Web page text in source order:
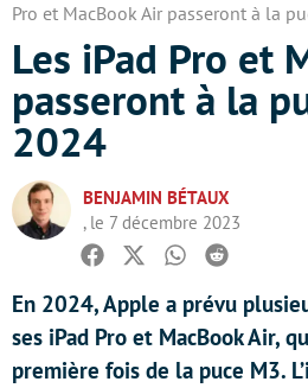
Pro et MacBook Air passeront à la
Les iPad Pro et
passeront à la
2024
BENJAMIN BÉTAUX
, le 7 décembre 2023
Facebook
TwitterWhatsapp
Reddit
En 2024, Apple a prévu
ses iPad Pro et MacBook Air,
première fois de la puce M3.